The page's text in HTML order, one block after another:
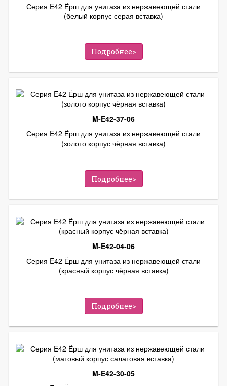
Серия E42 Ёрш для унитаза из нержавеющей стали
(белый корпус серая вставка)
Подробнее>
M-E42-37-06
Серия E42 Ёрш для унитаза из нержавеющей стали
(золото корпус чёрная вставка)
Подробнее>
M-E42-04-06
Серия E42 Ёрш для унитаза из нержавеющей стали
(красный корпус чёрная вставка)
Подробнее>
M-E42-30-05